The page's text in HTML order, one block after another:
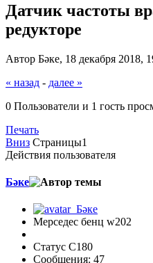
Датчик частоты
редукторе
Автор Бәке, 18 декабря 2018,
« назад - далее »
0 Пользователи и 1 гость
Печать
Вниз Страницы1
Действия пользователя
Бәке
Мерседес бенц w202
Статус C180
Сообщения: 47